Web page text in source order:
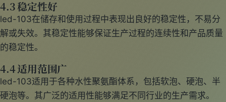
4.3 稳定性好
led-103在储存和使用过程中表现出良好的稳定性，不易分
解或失效。其稳定性能够保证生产过程的连续性和产品质量
的稳定性。
4.4 适用范围广
led-103适用于各种水性聚氨酯体系，包括软泡、硬泡、半
硬泡等。其广泛的适用性能够满足不同行业的生产需求。